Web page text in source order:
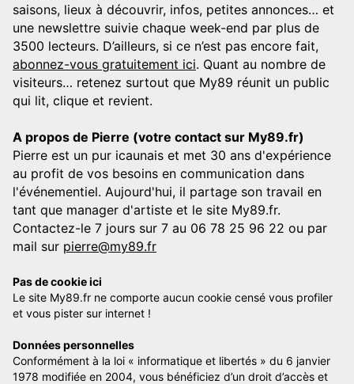
saisons, lieux à découvrir, infos, petites annonces… et
une newslettre suivie chaque week-end par plus de
3500 lecteurs. D’ailleurs, si ce n’est pas encore fait,
abonnez-vous gratuitement ici. Quant au nombre de
visiteurs… retenez surtout que My89 réunit un public
qui lit, clique et revient.
A propos de Pierre (votre contact sur My89.fr)
Pierre est un pur icaunais et met 30 ans d'expérience
au profit de vos besoins en communication dans
l'événementiel. Aujourd'hui, il partage son travail en
tant que manager d'artiste et le site My89.fr.
Contactez-le 7 jours sur 7 au 06 78 25 96 22 ou par
mail sur pierre@my89.fr
Pas de cookie ici
Le site My89.fr ne comporte aucun cookie censé vous profiler
et vous pister sur internet !
Données personnelles
Conformément à la loi « informatique et libertés » du 6 janvier
1978 modifiée en 2004, vous bénéficiez d’un droit d’accès et